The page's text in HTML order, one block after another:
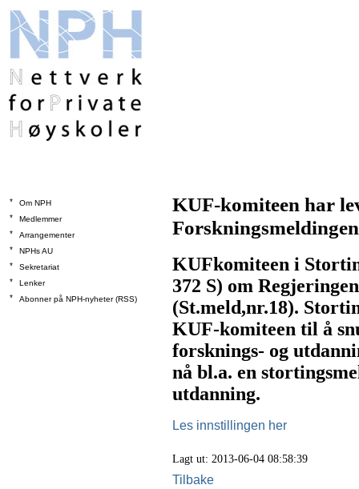
*
Om NPH
*
Medlemmer
*
Arrangementer
*
NPHs AU
*
Sekretariat
*
Lenker
*
Abonner på NPH-nyheter (RSS)
KUF-komiteen har
Forskningsmeldingen
KUFkomiteen i
372 S) om
(St.meld,nr.18).
KUF-komiteen til å
forsknings- og
nå bl.a. en
utdanning.
Les innstillingen her
Lagt ut: 2013-06-04 08:58:39
Tilbake